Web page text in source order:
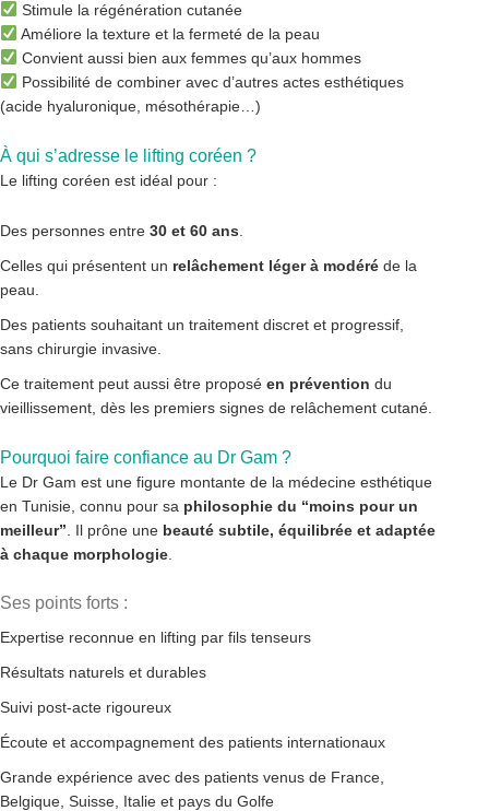
Stimule la régénération cutanée
Améliore la texture et la fermeté de la peau
Convient aussi bien aux femmes qu’aux hommes
Possibilité de combiner avec d’autres actes esthétiques
(acide hyaluronique, mésothérapie…)
À qui s’adresse le lifting coréen ?
Le lifting coréen est idéal pour :
Des personnes entre 30 et 60 ans
Celles qui présentent un relâchement léger à modéré de la
peau.
Des patients souhaitant un traitement discret et progressif,
sans chirurgie invasive.
Ce traitement peut aussi être proposé en prévention du
vieillissement, dès les premiers signes de relâchement cutané.
Pourquoi faire confiance au Dr Gam ?
Le Dr Gam est une figure montante de la médecine esthétique
en Tunisie, connu pour sa philosophie du “moins pour un
meilleur” . Il prône une beauté subtile, équilibrée et adaptée
à chaque morphologie
Ses points forts :
Expertise reconnue en lifting par fils tenseurs
Résultats naturels et durables
Suivi post-acte rigoureux
Écoute et accompagnement des patients internationaux
Grande expérience avec des patients venus de France,
Belgique, Suisse, Italie et pays du Golfe